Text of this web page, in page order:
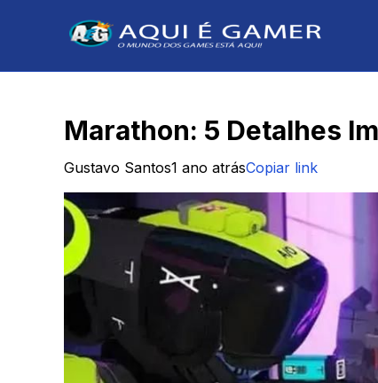
Marathon: 5 Detalhes
Gustavo Santos1 ano atrásCopiar link